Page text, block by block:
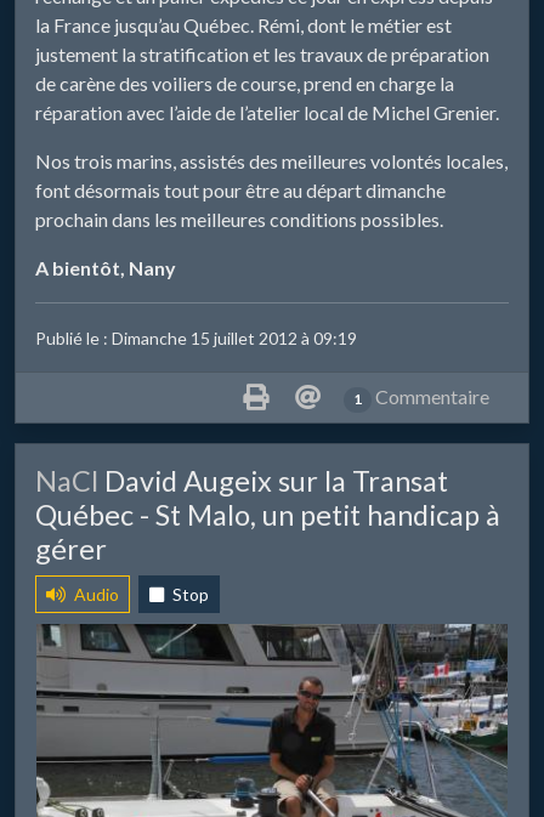
la France jusqu’au Québec. Rémi, dont le métier est
justement la stratification et les travaux de préparation
de carène des voiliers de course, prend en charge la
réparation avec l’aide de l’atelier local de Michel Grenier.
Nos trois marins, assistés des meilleures volontés locales,
font désormais tout pour être au départ dimanche
prochain dans les meilleures conditions possibles.
A bientôt, Nany
Publié le : Dimanche 15 juillet 2012 à 09:19
1 Commentaire
​NaCl David Augeix sur la Transat
Québec - St Malo, un petit handicap à
gérer
Audio Stop